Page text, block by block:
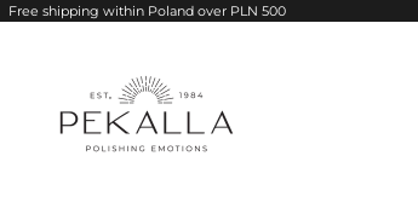
Free shipping within Poland over PLN 500